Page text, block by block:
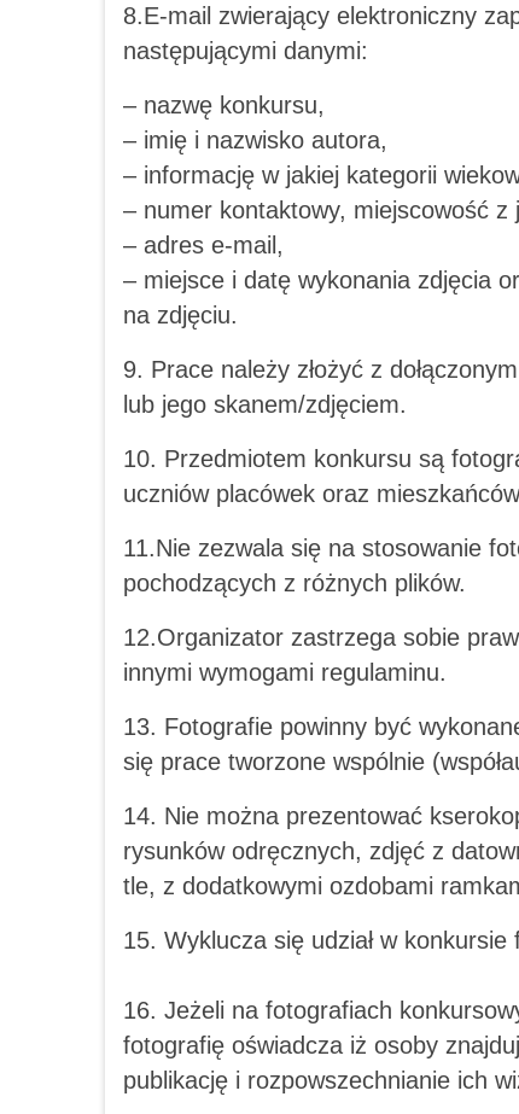
8.E-mail zwierający elektroniczny
następującymi danymi:
– nazwę konkursu,
– imię i nazwisko autora,
– informację w jakiej kategorii
– numer kontaktowy, miejscowość z
– adres e-mail,
– miejsce i datę wykonania zdjęcia
na zdjęciu.
9. Prace należy złożyć z
lub jego skanem/zdjęciem.
10. Przedmiotem konkursu są
uczniów placówek oraz
11.Nie zezwala się na stosowanie
pochodzących z różnych plików.
12.Organizator zastrzega sobie
innymi wymogami regulaminu.
13. Fotografie powinny być
się prace tworzone wspólnie
14. Nie można prezentować
rysunków odręcznych, zdjęć z
tle, z dodatkowymi ozdobami
15. Wyklucza się udział w
16. Jeżeli na fotografiach
fotografię oświadcza iż osoby
publikację i rozpowszechnianie ich